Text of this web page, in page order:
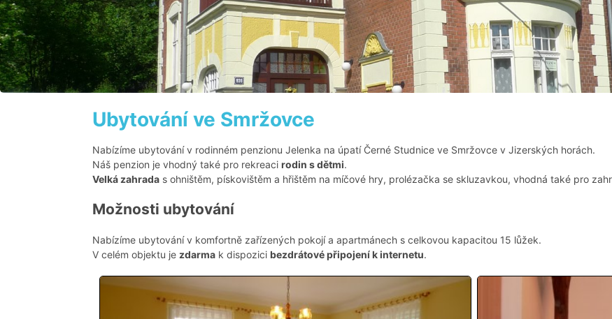
Ubytování ve Smržovce
Nabízíme ubytování v rodinném penzionu Jelenka na úpatí Černé Studnice ve Smržovce v Jizerských horách.
Náš penzion je vhodný také pro rekreaci rodin s dětmi.
Velká zahrada s ohništěm, pískovištěm a hřištěm na míčové hry, prolézačka se skluzavkou, vhodná také pro
Možnosti ubytování
Nabízíme ubytování v komfortně zařízených pokojí a apartmánech s celkovou kapacitou 15 lůžek.
V celém objektu je zdarma k dispozici bezdrátové připojení k internetu.